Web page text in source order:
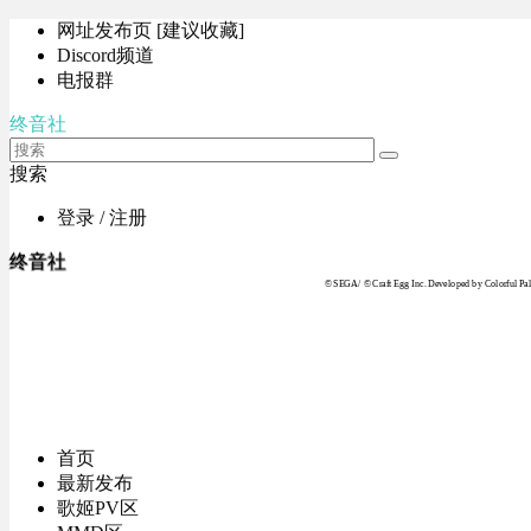
网址发布页 [建议收藏]
Discord频道
电报群
终音社
搜索
登录 / 注册
终音社
© SEGA / © Craft Egg Inc. Developed by Colorful
首页
最新发布
歌姬PV区